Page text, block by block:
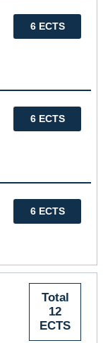
6 ECTS
6 ECTS
6 ECTS
Total
12
ECTS